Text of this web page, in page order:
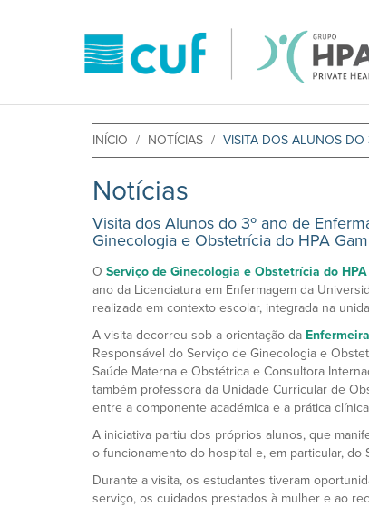
INÍCIO NOTÍCIAS VISITA DOS ALUNOS DO
Notícias
Visita dos Alunos do 3º ano de
Ginecologia e Obstetrícia do HPA
O Serviço de Ginecologia e Obstetrícia do
ano da Licenciatura em Enfermagem da
realizada em contexto escolar, integrada na
A visita decorreu sob a orientação da
Responsável do Serviço de Ginecologia e
Saúde Materna e Obstétrica e Consultora
também professora da Unidade Curricular de
entre a componente académica e a prática
A iniciativa partiu dos próprios alunos, que
o funcionamento do hospital e, em particular,
Durante a visita, os estudantes tiveram
serviço, os cuidados prestados à mulher e ao